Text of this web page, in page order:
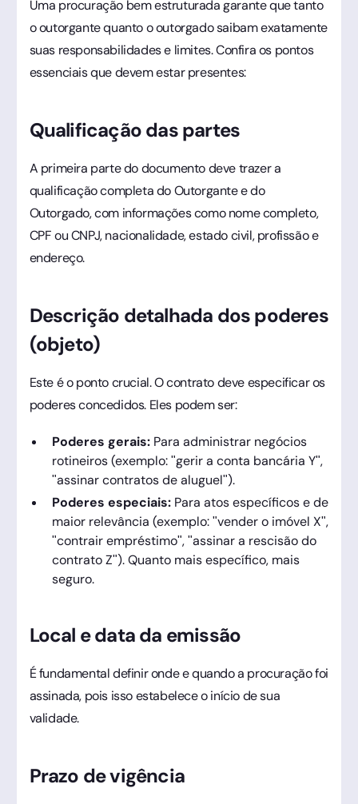
Uma procuração bem estruturada garante que tanto
o outorgante quanto o outorgado saibam exatamente
suas responsabilidades e limites. Confira os pontos
essenciais que devem estar presentes:
Qualificação das partes
A primeira parte do documento deve trazer a
qualificação completa do Outorgante e do
Outorgado, com informações como nome completo,
CPF ou CNPJ, nacionalidade, estado civil, profissão e
endereço.
Descrição detalhada dos poderes
(objeto)
Este é o ponto crucial. O contrato deve especificar os
poderes concedidos. Eles podem ser:
Poderes gerais:Para administrar negócios
rotineiros (exemplo: "gerir a conta bancária Y",
"assinar contratos de aluguel").
Poderes especiais:Para atos específicos e de
maior relevância (exemplo: "vender o imóvel X",
"contrair empréstimo", "assinar a rescisão do
contrato Z"). Quanto mais específico, mais
seguro.
Local e data da emissão
É fundamental definir onde e quando a procuração foi
assinada, pois isso estabelece o início de sua
validade.
Prazo de vigência